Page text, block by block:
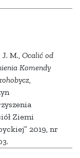
M., Ocalić od
Komendy
,
Ziemi
2019, nr